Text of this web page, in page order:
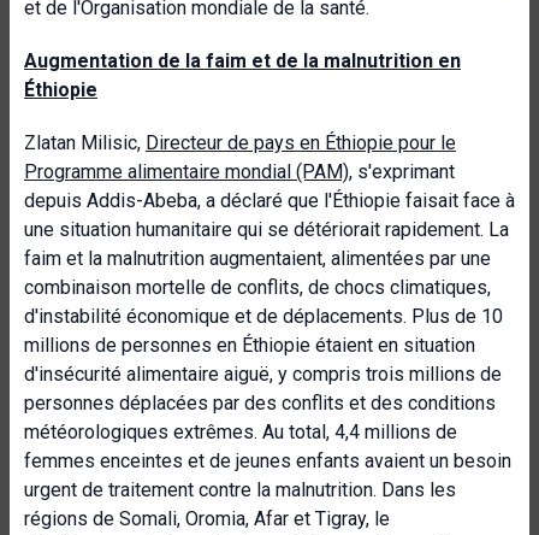
et de l'Organisation mondiale de la santé.
Augmentation de la faim et de la malnutrition en
Éthiopie
Zlatan Milisic, Directeur de pays en Éthiopie pour le
Programme alimentaire mondial (PAM), s'exprimant
depuis Addis-Abeba, a déclaré que l'Éthiopie faisait face à
une situation humanitaire qui se détériorait rapidement. La
faim et la malnutrition augmentaient, alimentées par une
combinaison mortelle de conflits, de chocs climatiques,
d'instabilité économique et de déplacements. Plus de 10
millions de personnes en Éthiopie étaient en situation
d'insécurité alimentaire aiguë, y compris trois millions de
personnes déplacées par des conflits et des conditions
météorologiques extrêmes. Au total, 4,4 millions de
femmes enceintes et de jeunes enfants avaient un besoin
urgent de traitement contre la malnutrition. Dans les
régions de Somali, Oromia, Afar et Tigray, le